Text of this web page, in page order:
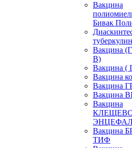
Вакцина
Бивак
Вакцина
В)
Вакцина (
Вакцина
Вакцина
Вакцина
Вакцина
Вакцина
ТИФ